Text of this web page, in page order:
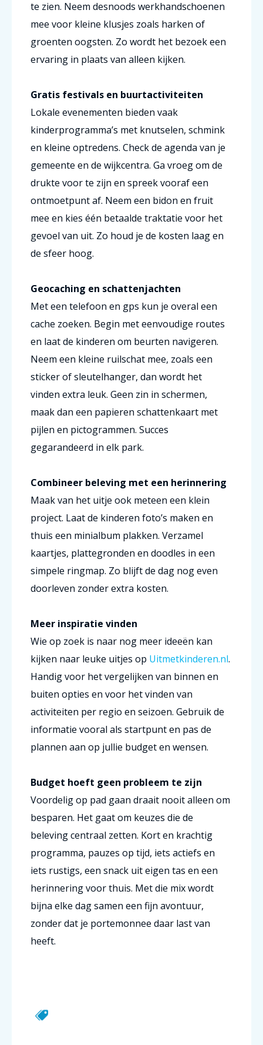
te zien. Neem desnoods werkhandschoenen
mee voor kleine klusjes zoals harken of
groenten oogsten. Zo wordt het bezoek een
ervaring in plaats van alleen kijken.
Gratis festivals en buurtactiviteiten
Lokale evenementen bieden vaak
kinderprogramma’s met knutselen, schmink
en kleine optredens. Check de agenda van je
gemeente en de wijkcentra. Ga vroeg om de
drukte voor te zijn en spreek vooraf een
ontmoetpunt af. Neem een bidon en fruit
mee en kies één betaalde traktatie voor het
gevoel van uit. Zo houd je de kosten laag en
de sfeer hoog.
Geocaching en schattenjachten
Met een telefoon en gps kun je overal een
cache zoeken. Begin met eenvoudige routes
en laat de kinderen om beurten navigeren.
Neem een kleine ruilschat mee, zoals een
sticker of sleutelhanger, dan wordt het
vinden extra leuk. Geen zin in schermen,
maak dan een papieren schattenkaart met
pijlen en pictogrammen. Succes
gegarandeerd in elk park.
Combineer beleving met een herinnering
Maak van het uitje ook meteen een klein
project. Laat de kinderen foto’s maken en
thuis een minialbum plakken. Verzamel
kaartjes, plattegronden en doodles in een
simpele ringmap. Zo blijft de dag nog even
doorleven zonder extra kosten.
Meer inspiratie vinden
Wie op zoek is naar nog meer ideeën kan
kijken naar leuke uitjes op Uitmetkinderen.nl.
Handig voor het vergelijken van binnen en
buiten opties en voor het vinden van
activiteiten per regio en seizoen. Gebruik de
informatie vooral als startpunt en pas de
plannen aan op jullie budget en wensen.
Budget hoeft geen probleem te zijn
Voordelig op pad gaan draait nooit alleen om
besparen. Het gaat om keuzes die de
beleving centraal zetten. Kort en krachtig
programma, pauzes op tijd, iets actiefs en
iets rustigs, een snack uit eigen tas en een
herinnering voor thuis. Met die mix wordt
bijna elke dag samen een fijn avontuur,
zonder dat je portemonnee daar last van
heeft.